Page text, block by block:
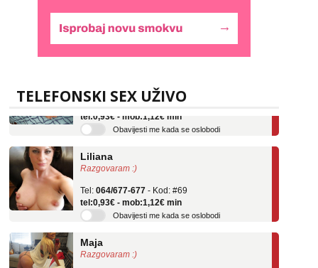
TELEFONSKI SEX UŽIVO
Lucija
Tel: 064/677-677 - Kod: #136
tel:0,93€ - mob:1,12€ min
Obavijesti me kada se oslobodi
Razgovaram :)
064/677-677
tel:0,93€ - mob:1,12€ min
Obavijesti me kada se oslobodi
Razgovaram :)
064/677-677